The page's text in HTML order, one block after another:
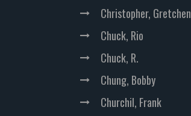
Christopher, Gretchen
Chuck, Rio
Chuck, R.
Chung, Bobby
Churchil, Frank